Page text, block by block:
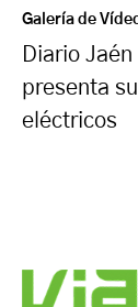
Galería de
Diario
presenta
eléctricos